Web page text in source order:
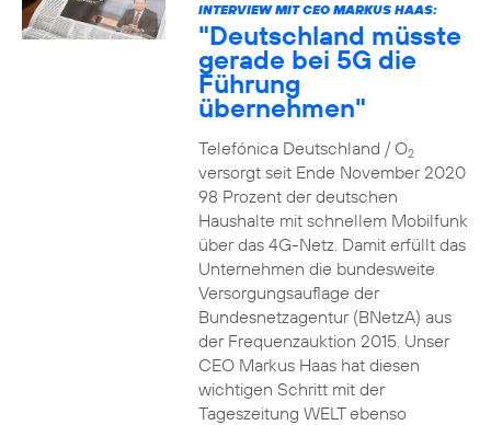
INTERVIEW MIT CEO MARKUS HAAS:
"Deutschland müsste
gerade bei 5G die
Führung
übernehmen"
Telefónica Deutschland / O2
versorgt seit Ende November 2020
98 Prozent der deutschen
Haushalte mit schnellem Mobilfunk
über das 4G-Netz. Damit erfüllt das
Unternehmen die bundesweite
Versorgungsauflage der
Bundesnetzagentur (BNetzA) aus
der Frequenzauktion 2015. Unser
CEO Markus Haas hat diesen
wichtigen Schritt mit der
Tageszeitung WELT ebenso